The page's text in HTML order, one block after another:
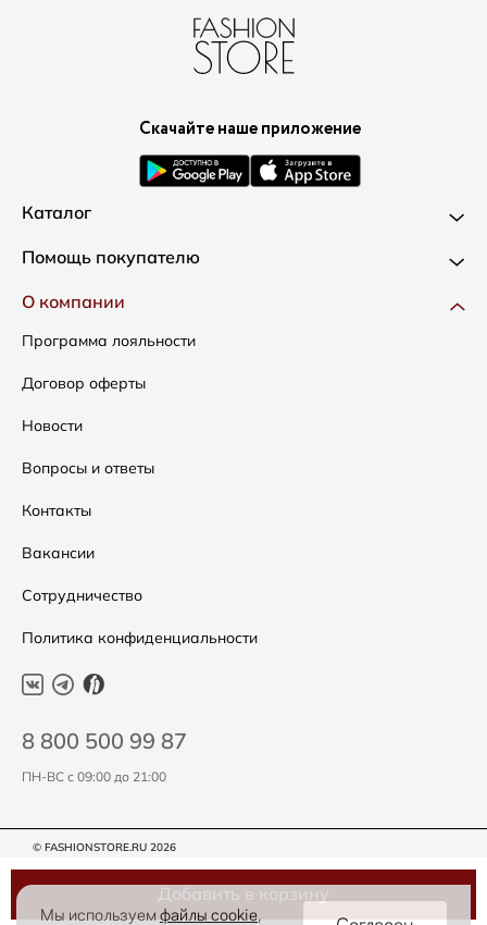
Добавить в корзину
Скачайте наше приложение
Каталог
Новинки
Одежда
Сумки
Аксессуары
Распродажа
Подарочные сертификаты
Помощь покупателю
Доставка и оплата
Как оформить заказ
Условия возвратов
Таблица размеров
Уход за одеждой
О компании
Программа лояльности
Договор оферты
Новости
Вопросы и ответы
Контакты
Вакансии
Сотрудничество
Политика конфиденциальности
8 800 500 99 87
ПН-ВС с 09:00 до 21:00
© FASHIONSTORE.RU 2026
Мы используемфайлы cookie